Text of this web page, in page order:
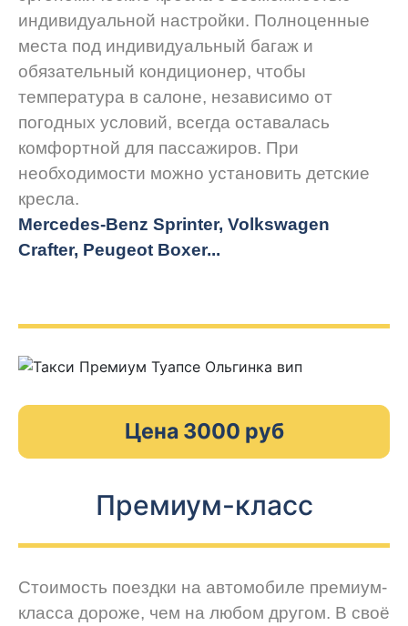
индивидуальной настройки. Полноценные
места под индивидуальный багаж и
обязательный кондиционер, чтобы
температура в салоне, независимо от
погодных условий, всегда оставалась
комфортной для пассажиров. При
необходимости можно установить детские
кресла.
Mercedes-Benz Sprinter, Volkswagen
Crafter, Peugeot Boxer...
Цена 3000 руб
Премиум-класс
Стоимость поездки на автомобиле премиум-
класса дороже, чем на любом другом. В своё